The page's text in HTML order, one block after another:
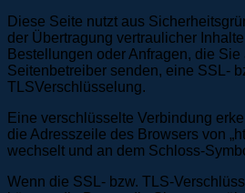
Diese Seite nutzt aus
der Übertragung vertraulicher
Bestellungen oder Anfragen, die Sie
Seitenbetreiber senden, eine SSL-
TLSVerschlüsselung.
Eine verschlüsselte Verbindung
die Adresszeile des Browsers von
wechselt und an dem Schloss-
Wenn die SSL- bzw. TLS-